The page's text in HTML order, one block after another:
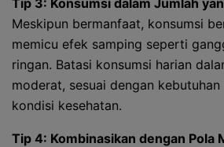
Tip 3: Konsumsi dalam Jumlah
Meskipun bermanfaat, konsumsi
memicu efek samping seperti
ringan. Batasi konsumsi harian
moderat, sesuai dengan
kondisi kesehatan.
Tip 4: Kombinasikan dengan Pola